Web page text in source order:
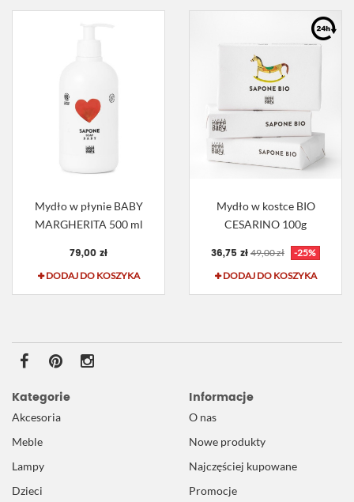
Mydło w płynie BABY
MARGHERITA 500 ml
79,00 zł
DODAJ DO KOSZYKA
Mydło w kostce BIO
CESARINO 100g
36,75 zł 49,00 zł
-25%
DODAJ DO KOSZYKA
Kategorie
Akcesoria
Meble
Lampy
Dzieci
Informacje
O nas
Nowe produkty
Najczęściej kupowane
Promocje